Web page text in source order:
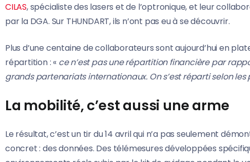
CILAS, spécialiste des lasers et de l’optronique, et leur
par la DGA. Sur THUNDART, ils n’ont pas eu à se découvrir.
Plus d’une centaine de collaborateurs sont aujourd’hui en
répartition : « ce n’est pas une répartition financière par
grands partenariats internationaux. On s’est réparti selon
La mobilité, c’est aussi une arme
Le résultat, c’est un tir du 14 avril qui n’a pas seulement
concret : des données. Des télémesures développées